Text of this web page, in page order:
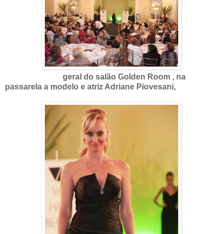
geral do salão Golden Room , na
passarela a modelo e atriz Adriane Piovesani,